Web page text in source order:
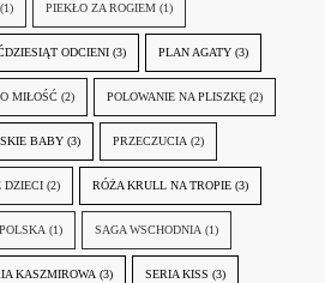
(1) PIEKŁO ZA ROGIEM (1)
ODCIENI (3) PLAN AGATY (3)
MIŁOŚĆ (2) POLOWANIE NA PLISZKĘ (2)
BABY (3) PRZECZUCIA (2)
DZIECI (2) RÓŻA KRULL NA TROPIE (3)
(1) SAGA WSCHODNIA (1)
KASZMIROWA (3) SERIA KISS (3)